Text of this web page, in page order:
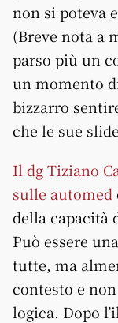
non si poteva
(Breve nota a
parso più un
un momento
bizzarro
che le sue
Il dg Tiziano
sulle automed
della capacità
Può essere
tutte, ma
contesto e
logica. Dopo